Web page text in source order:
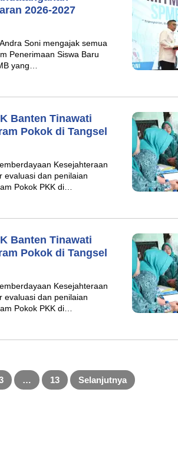
2026-2027
Soni mengajak semua
Penerimaan Siswa Baru
yang…
Banten Tinawati
Pokok di Tangsel
Kesejahteraan
evaluasi dan penilaian
Pokok PKK di…
Banten Tinawati
Pokok di Tangsel
Kesejahteraan
evaluasi dan penilaian
Pokok PKK di…
… 13 Selanjutnya